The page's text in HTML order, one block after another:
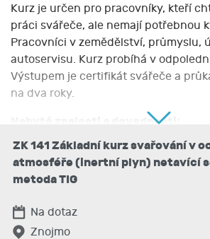
Kurz je určen pro pracovníky, kteří
práci svářeče, ale nemají potřebnou
Pracovníci v zemědělství, průmyslu,
autoservisu. Kurz probíhá v
Výstupem je certifikát svářeče a
na dva roky.
Nabyté znalosti a dovednosti:
Naučit účastníky základním
a vědomostem potřebným pro
kurzu svařování v ochranné
bezpečnostními předpisy při
ZK 141 Základní kurz svařování v
atmosféře (inertní plyn) netavící
metoda TIG
Na dotaz
Znojmo